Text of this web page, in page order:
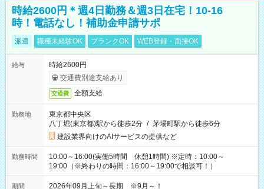
時給2600円＊週4日勤務＆週3日在宅！10-16
時！電話なし！補助金申請サポ
派遣 職種未経験OK ブランクOK WEB登録・面接OK
給与
時給2600円
交通費別途支給あり
交通費 全額支給
勤務地
東京都中央区
八丁堀(東京都)駅から徒歩2分 / 茅場町駅から徒歩6分
建設業界向けのAIサービスの提供など
勤務時間
10:00～16:00(実働5時間 休憩1時間) ※定時：10:00～
19:00（※終わりの時間：16:00～19:00で相談可！）
期間 2026年09月上旬～長期 ※9月～！